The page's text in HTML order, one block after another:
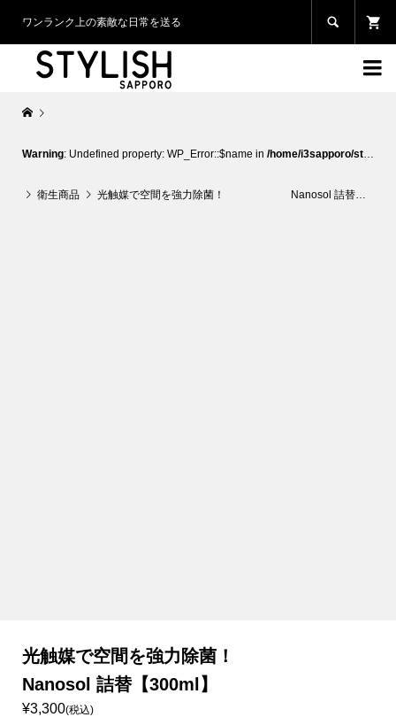
ワンランク上の素敵な日常を送る 

Warning: Undefined property: WP_Error::$name in /home/i3sapporo/stylish-sapporo.com/public_html/wp-content/themes/glamour_tcd073/template-parts/breadcrumb.php
衛生商品 光触媒で空間を強力除菌！ Nanosol 詰替【300ml】
光触媒で空間を強力除菌！
Nanosol 詰替【300ml】
¥3,300(税込)